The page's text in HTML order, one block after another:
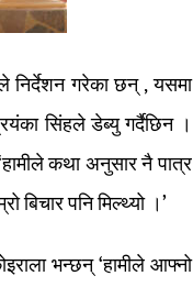
निर्देशन गरेका छन् , यसमा
सिंहले डेब्यु गर्दैछिन ।
कथा अनुसार नै पात्र
पनि मिल्थ्यो ।’
भन्छन् ‘हामीले आफ्नो